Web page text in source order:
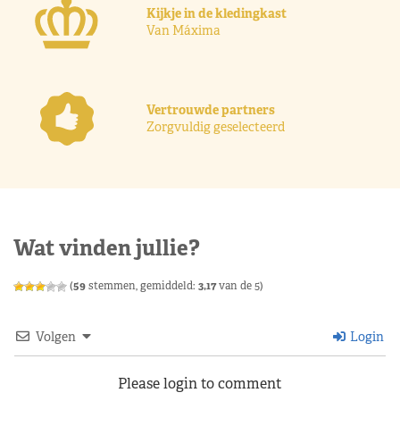
Kijkje in de kledingkast
Van Máxima
Vertrouwde partners
Zorgvuldig geselecteerd
Wat vinden jullie?
(59stemmen, gemiddeld: 3,17van de 5)
Volgen Login
Please login to comment